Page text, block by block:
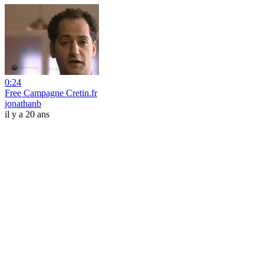
0:24
Free Campagne Cretin.fr
jonathanb
il y a 20 ans